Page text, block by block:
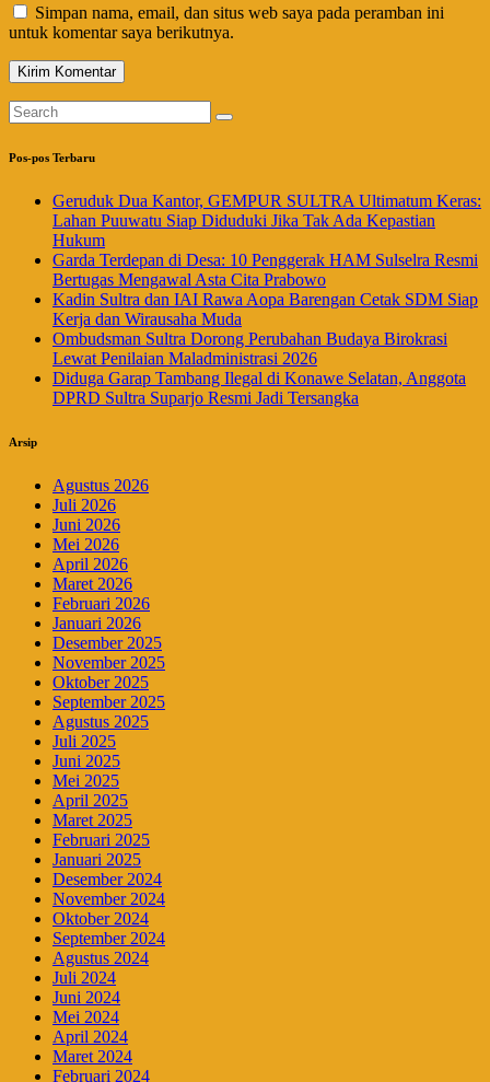
Simpan nama, email, dan situs web saya pada peramban ini
untuk komentar saya berikutnya.
Pos-pos Terbaru
Geruduk Dua Kantor, GEMPUR SULTRA Ultimatum Keras:
Lahan Puuwatu Siap Diduduki Jika Tak Ada Kepastian
Hukum
Garda Terdepan di Desa: 10 Penggerak HAM Sulselra Resmi
Bertugas Mengawal Asta Cita Prabowo
Kadin Sultra dan IAI Rawa Aopa Barengan Cetak SDM Siap
Kerja dan Wirausaha Muda
Ombudsman Sultra Dorong Perubahan Budaya Birokrasi
Lewat Penilaian Maladministrasi 2026
Diduga Garap Tambang Ilegal di Konawe Selatan, Anggota
DPRD Sultra Suparjo Resmi Jadi Tersangka
Arsip
Agustus 2026
Juli 2026
Juni 2026
Mei 2026
April 2026
Maret 2026
Februari 2026
Januari 2026
Desember 2025
November 2025
Oktober 2025
September 2025
Agustus 2025
Juli 2025
Juni 2025
Mei 2025
April 2025
Maret 2025
Februari 2025
Januari 2025
Desember 2024
November 2024
Oktober 2024
September 2024
Agustus 2024
Juli 2024
Juni 2024
Mei 2024
April 2024
Maret 2024
Februari 2024